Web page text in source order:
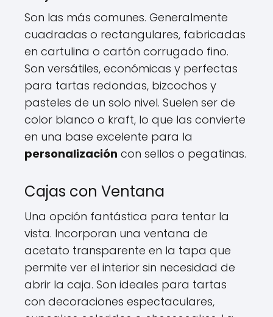
Son las más comunes. Generalmente
cuadradas o rectangulares, fabricadas
en cartulina o cartón corrugado fino.
Son versátiles, económicas y perfectas
para tartas redondas, bizcochos y
pasteles de un solo nivel. Suelen ser de
color blanco o kraft, lo que las convierte
en una base excelente para la
personalización con sellos o pegatinas.
Cajas con Ventana
Una opción fantástica para tentar la
vista. Incorporan una ventana de
acetato transparente en la tapa que
permite ver el interior sin necesidad de
abrir la caja. Son ideales para tartas
con decoraciones espectaculares,